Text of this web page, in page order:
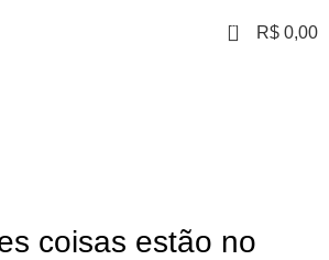
0 R$ 0,00
coisas estão no